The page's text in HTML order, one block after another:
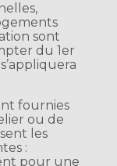
sont
du 1er
fournies
ou de
les
:
pour une